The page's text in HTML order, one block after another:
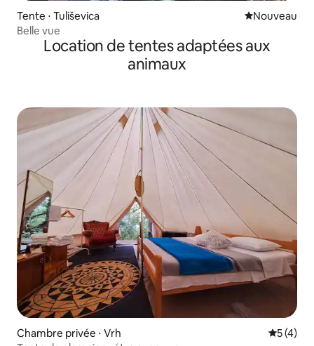
Tente ⋅ Tuliševica Nouvel
Nouveau
Belle vue
Location de tentes adaptées aux
animaux
Chambre privée ⋅ Vrh
5 (4)